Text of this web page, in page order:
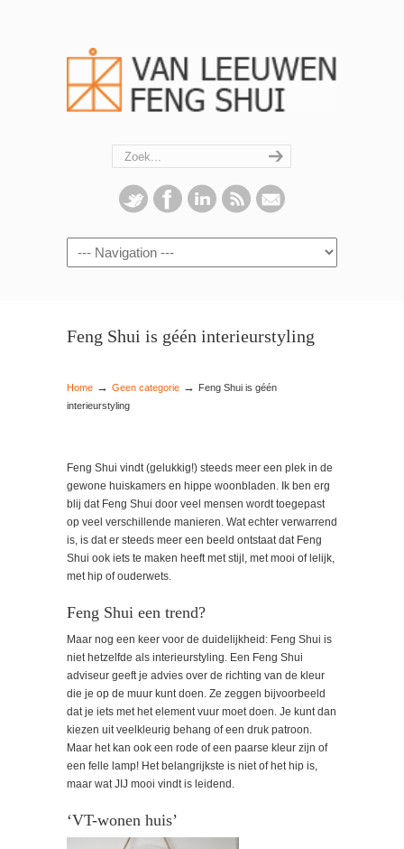
Navigation
Feng Shui is géén interieurstyling
Home → Geen categorie → Feng Shui is géén
interieurstyling
Feng Shui vindt (gelukkig!) steeds meer een plek in de
gewone huiskamers en hippe woonbladen. Ik ben erg
blij dat Feng Shui door veel mensen wordt toegepast
op veel verschillende manieren. Wat echter verwarrend
is, is dat er steeds meer een beeld ontstaat dat Feng
Shui ook iets te maken heeft met stijl, met mooi of lelijk,
met hip of ouderwets.
Feng Shui een trend?
Maar nog een keer voor de duidelijkheid: Feng Shui is
niet hetzelfde als interieurstyling. Een Feng Shui
adviseur geeft je advies over de richting van de kleur
die je op de muur kunt doen. Ze zeggen bijvoorbeeld
dat je iets met het element vuur moet doen. Je kunt dan
kiezen uit veelkleurig behang of een druk patroon.
Maar het kan ook een rode of een paarse kleur zijn of
een felle lamp! Het belangrijkste is niet of het hip is,
maar wat JIJ mooi vindt is leidend.
‘VT-wonen huis’